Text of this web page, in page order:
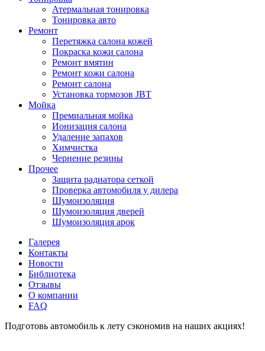
Атермальная тонировка
Тонировка авто
Ремонт
Перетяжка салона кожей
Покраска кожи салона
Ремонт вмятин
Ремонт кожи салона
Ремонт салона
Установка тормозов JBT
Мойка
Премиальная мойка
Ионизация салона
Удаление запахов
Химчистка
Чернение резины
Прочее
Защита радиатора сеткой
Проверка автомобиля у дилера
Шумоизоляция
Шумоизоляция дверей
Шумоизоляция арок
Галерея
Контакты
Новости
Библиотека
Отзывы
О компании
FAQ
Подготовь автомобиль к лету сэкономив на наших акциях!